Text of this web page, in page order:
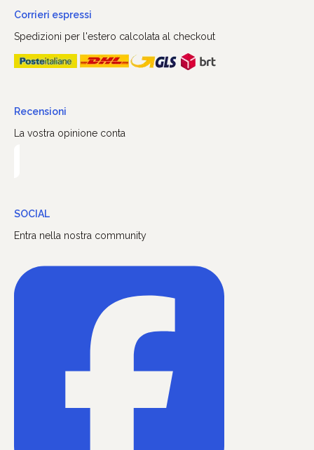
Corrieri espressi
Spedizioni per l'estero calcolata al checkout
Recensioni
La vostra opinione conta
SOCIAL
Entra nella nostra community